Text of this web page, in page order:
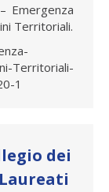
Emergenza
Territoriali.
Territoriali-
1
dei